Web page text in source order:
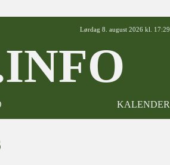
Lørdag 8. august 2026 kl. 17:29
KALENDER